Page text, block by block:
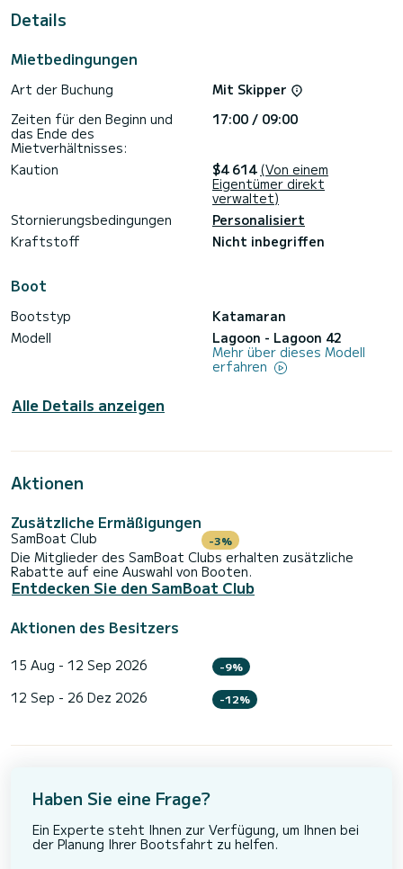
Dieses Boot ist mit einem Durchgelattetes Großsegel und
folgender Ausrüstung ausgestattet: Autopilot,
Entsalzungsanlage, Klimaanlage, Elektrowinch.
Buchungsanfragen und unverbindliche Preisanfragen werden
direkt von SamBoat bearbeitet. Über die Plattform erhalten
Sie die besten Preise.
Details
Mietbedingungen
Art der Buchung
Mit Skipper
Zeiten für den Beginn und
das Ende des
Mietverhältnisses:
17:00 / 09:00
Kaution $4 614 (Von einem
Eigentümer direkt
verwaltet)
Stornierungsbedingungen
Personalisiert
Kraftstoff
Nicht inbegriffen
Boot
Bootstyp
Katamaran
Modell
Lagoon - Lagoon 42
Mehr über dieses Modell
erfahren
Alle Details anzeigen
Aktionen
Zusätzliche Ermäßigungen
SamBoat Club -3%
Die Mitglieder des SamBoat Clubs erhalten zusätzliche
Rabatte auf eine Auswahl von Booten.
Entdecken Sie den SamBoat Club
Aktionen des Besitzers
15 Aug - 12 Sep 2026 -9%
12 Sep - 26 Dez 2026 -12%
Haben Sie eine Frage?
Ein Experte steht Ihnen zur Verfügung, um Ihnen bei
der Planung Ihrer Bootsfahrt zu helfen.